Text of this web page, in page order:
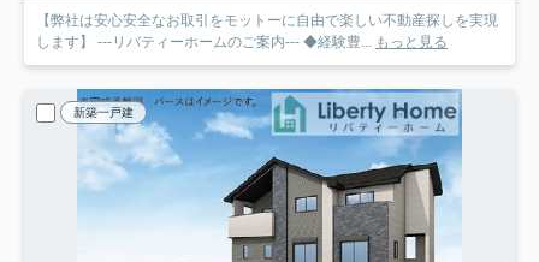
【弊社は安心安全なお取引をモットーに自由で楽しい不動産探しを実現
します】 ---リバティーホームのご案内--- ◆経験豊...
もっと見る
新築一戸建